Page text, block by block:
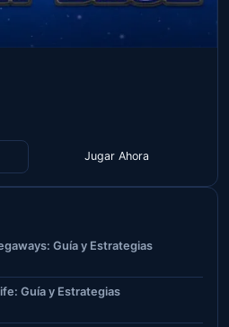
Jugar Ahora
Guía y Estrategias
Guía y Estrategias